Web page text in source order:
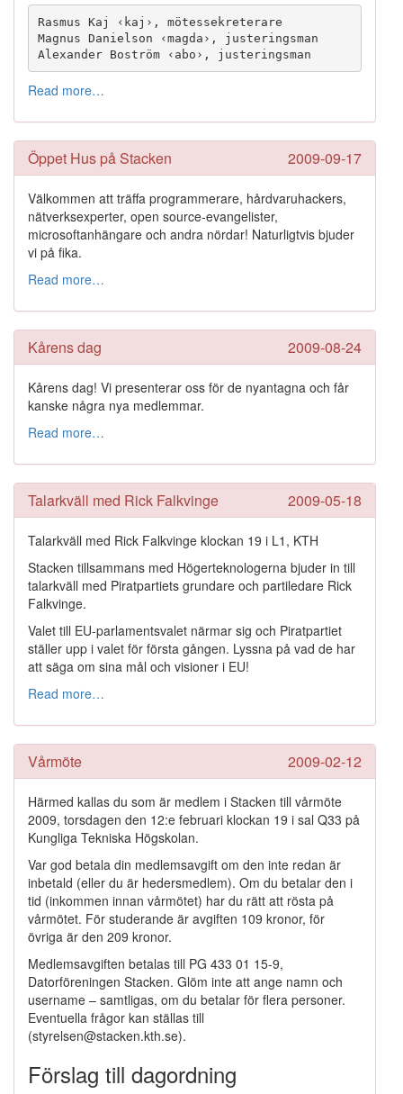
Rasmus Kaj ‹kaj›, mötessekreterare
Magnus Danielson ‹magda›, justeringsman
Read more…
2009-09-17
Öppet Hus på Stacken
Välkommen att träffa programmerare, hårdvaruhackers,
nätverksexperter, open source-evangelister,
microsoftanhängare och andra nördar! Naturligtvis bjuder
vi på fika.
Read more…
2009-08-24
Kårens dag
Kårens dag! Vi presenterar oss för de nyantagna och får
kanske några nya medlemmar.
Read more…
2009-05-18
Talarkväll med Rick Falkvinge
Talarkväll med Rick Falkvinge klockan 19 i L1, KTH
Stacken tillsammans med Högerteknologerna bjuder in till
talarkväll med Piratpartiets grundare och partiledare Rick
Falkvinge.
Valet till EU-parlamentsvalet närmar sig och Piratpartiet
ställer upp i valet för första gången. Lyssna på vad de har
att säga om sina mål och visioner i EU!
Read more…
2009-02-12
Vårmöte
Härmed kallas du som är medlem i Stacken till vårmöte
2009, torsdagen den 12:e februari klockan 19 i sal Q33 på
Kungliga Tekniska Högskolan.
Var god betala din medlemsavgift om den inte redan är
inbetald (eller du är hedersmedlem). Om du betalar den i
tid (inkommen innan vårmötet) har du rätt att rösta på
vårmötet. För studerande är avgiften 109 kronor, för
övriga är den 209 kronor.
Medlemsavgiften betalas till PG 433 01 15-9,
Datorföreningen Stacken. Glöm inte att ange namn och
username – samtligas, om du betalar för flera personer.
Eventuella frågor kan ställas till
(styrelsen@stacken.kth.se).
Förslag till dagordning